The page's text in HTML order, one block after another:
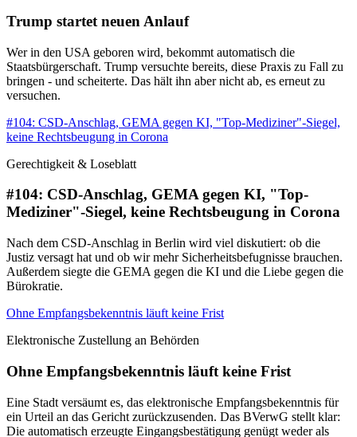
Trump startet neuen Anlauf
Wer in den USA geboren wird, bekommt automatisch die
Staatsbürgerschaft. Trump versuchte bereits, diese Praxis zu Fall zu
bringen - und scheiterte. Das hält ihn aber nicht ab, es erneut zu
versuchen.
#104: CSD-Anschlag, GEMA gegen KI, "Top-Mediziner"-Siegel,
keine Rechtsbeugung in Corona
Gerechtigkeit & Loseblatt
#104: CSD-Anschlag, GEMA gegen KI, "Top-
Mediziner"-Siegel, keine Rechtsbeugung in Corona
Nach dem CSD-Anschlag in Berlin wird viel diskutiert: ob die
Justiz versagt hat und ob wir mehr Sicherheitsbefugnisse brauchen.
Außerdem siegte die GEMA gegen die KI und die Liebe gegen die
Bürokratie.
Ohne Empfangsbekenntnis läuft keine Frist
Elektronische Zustellung an Behörden
Ohne Empfangsbekenntnis läuft keine Frist
Eine Stadt versäumt es, das elektronische Empfangsbekenntnis für
ein Urteil an das Gericht zurückzusenden. Das BVerwG stellt klar:
Die automatisch erzeugte Eingangsbestätigung genügt weder als